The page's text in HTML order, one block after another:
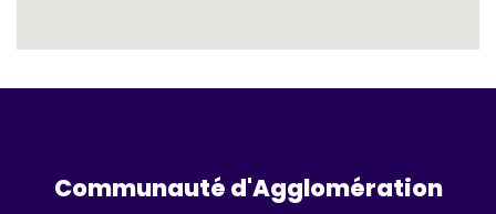
Communauté d'Agglomération